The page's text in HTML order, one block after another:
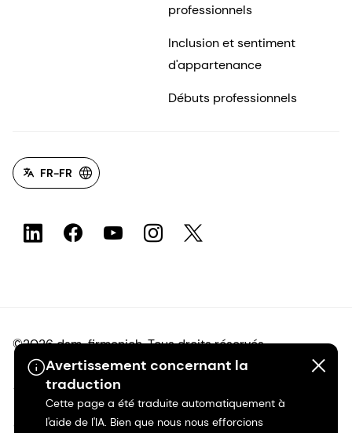
Avertissement concernant la
traduction
Cette page a été traduite automatiquement à
l'aide de l'IA. Bien que nous nous efforcions
professionnels
Inclusion et sentiment
d'appartenance
Débuts professionnels
FR-FR
©2026 dsm-firmenich. Tous droits réservés.
Avis de confidentialité
Conditions d'utilisation